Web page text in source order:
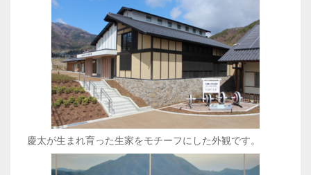
慶太が生まれ育った生家をモチーフにした外観です。